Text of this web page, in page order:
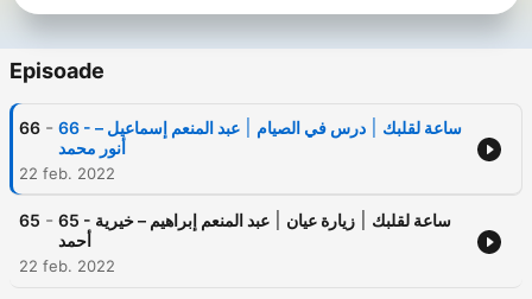
Episoade
66 - 66 - ساعة لقلبك ׀ درس في الصيام ׀ عبد المنعم إسماعيل –
أنور محمد
22 feb. 2022
65 - 65 - ساعة لقلبك ׀ زيارة عيان ׀ عبد المنعم إبراهيم – خيرية
أحمد
22 feb. 2022